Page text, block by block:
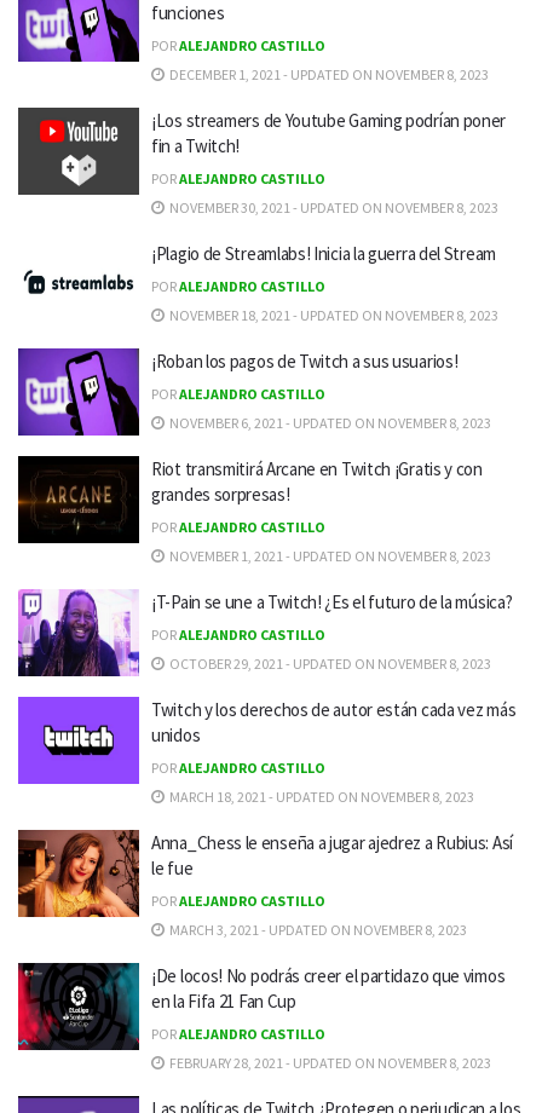
funciones
PORALEJANDRO CASTILLO
DECEMBER 1, 2021 - UPDATED ON NOVEMBER 8, 2023
¡Los streamers de Youtube Gaming podrían poner
fin a Twitch!
PORALEJANDRO CASTILLO
NOVEMBER 30, 2021 - UPDATED ON NOVEMBER 8, 2023
¡Plagio de Streamlabs! Inicia la guerra del Stream
PORALEJANDRO CASTILLO
NOVEMBER 18, 2021 - UPDATED ON NOVEMBER 8, 2023
¡Roban los pagos de Twitch a sus usuarios!
PORALEJANDRO CASTILLO
NOVEMBER 6, 2021 - UPDATED ON NOVEMBER 8, 2023
Riot transmitirá Arcane en Twitch ¡Gratis y con
grandes sorpresas!
PORALEJANDRO CASTILLO
NOVEMBER 1, 2021 - UPDATED ON NOVEMBER 8, 2023
¡T-Pain se une a Twitch! ¿Es el futuro de la música?
PORALEJANDRO CASTILLO
OCTOBER 29, 2021 - UPDATED ON NOVEMBER 8, 2023
Twitch y los derechos de autor están cada vez más
unidos
PORALEJANDRO CASTILLO
MARCH 18, 2021 - UPDATED ON NOVEMBER 8, 2023
Anna_Chess le enseña a jugar ajedrez a Rubius: Así
le fue
PORALEJANDRO CASTILLO
MARCH 3, 2021 - UPDATED ON NOVEMBER 8, 2023
¡De locos! No podrás creer el partidazo que vimos
en la Fifa 21 Fan Cup
PORALEJANDRO CASTILLO
FEBRUARY 28, 2021 - UPDATED ON NOVEMBER 8, 2023